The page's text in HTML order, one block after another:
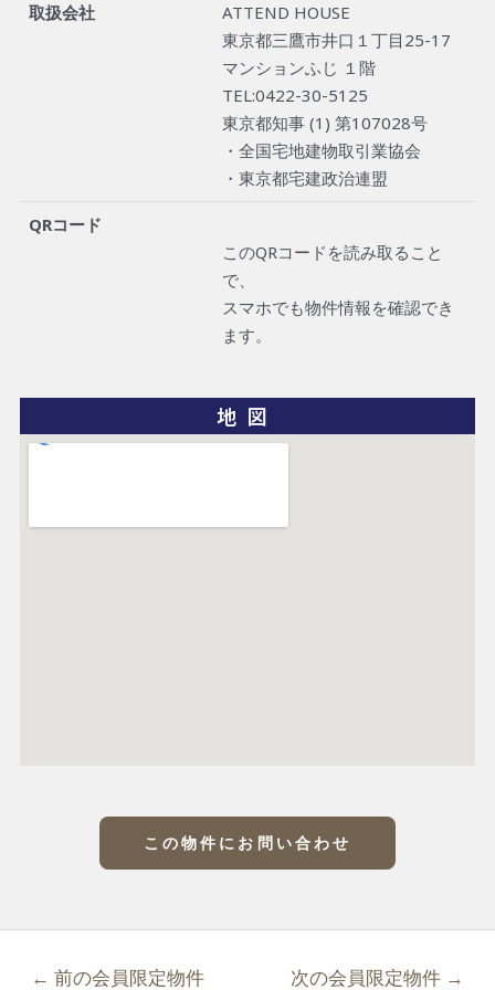
取扱会社
ATTEND HOUSE
東京都三鷹市井口１丁目25-17
マンションふじ １階
TEL:0422-30-5125
東京都知事 (1) 第107028号
・全国宅地建物取引業協会
・東京都宅建政治連盟
QRコード
このQRコードを読み取ること
で、
スマホでも物件情報を確認でき
ます。
地図
この物件にお問い合わせ
← 前の会員限定物件 次の会員限定物件 →